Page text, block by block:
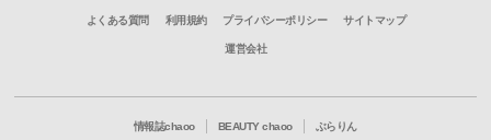
よくある質問 利用規約 プライバシーポリシー サイトマップ
運営会社
情報誌chaoo BEAUTY chaoo ぶらりん